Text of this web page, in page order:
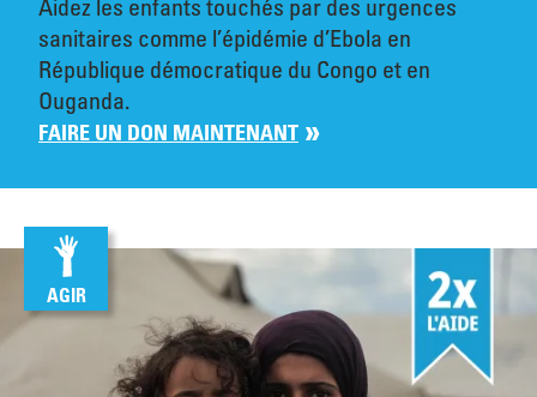
Aidez les enfants touchés par des urgences
sanitaires comme l’épidémie d’Ebola en
République démocratique du Congo et en
Ouganda.
FAIRE UN DON MAINTENANT
AGIR